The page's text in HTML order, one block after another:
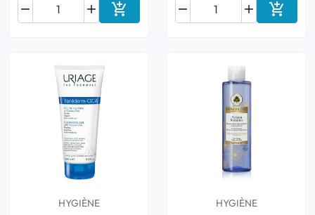

 Ajouter au panier

 
HYGIÈNE
HYGIÈNE